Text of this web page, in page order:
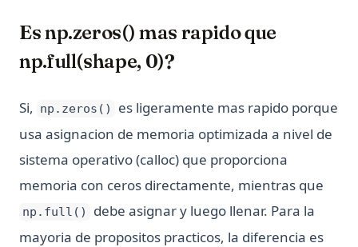
Es np.zeros() mas rapido que
np.full(shape, 0)?
Si, np.zeros()
es ligeramente mas rapido porque
usa asignacion de memoria optimizada a nivel de
sistema operativo (calloc) que proporciona
memoria con ceros directamente, mientras que
np.full()
debe asignar y luego llenar. Para la
mayoria de propositos practicos, la diferencia es